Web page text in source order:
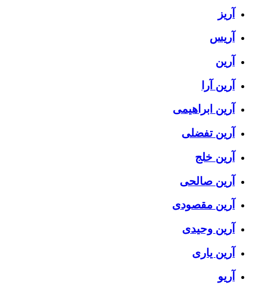
آریز
آریس
آرین
آرین آرا
آرین ابراهیمی
آرین تفضلی
آرین خلج
آرین صالحی
آرین مقصودی
آرین وحیدی
آرین یاری
آریو